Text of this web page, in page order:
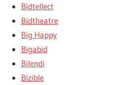
Bidtellect
Bidtheatre
Big Happy
Bigabid
Bilendi
Bizible